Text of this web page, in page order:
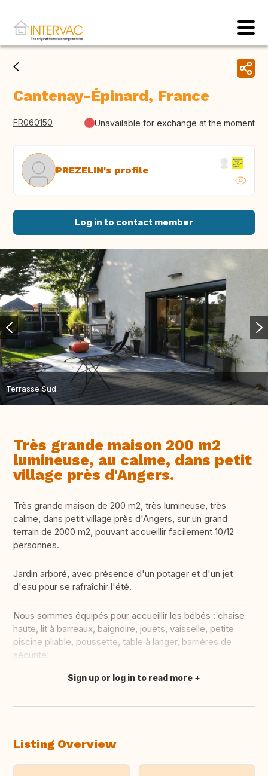
Cantenay-Épinard, France
FR060150 Unavailable for exchange at the moment
PREZELIN's profile
Log in to contact member
Terrasse Sud
Très grande maison 200 m2
lumineuse, au calme, dans petit
village près d'Angers.
Très grande maison de 200 m2, très lumineuse, très
calme, dans petit village près d'Angers, sur un grand
terrain de 2000 m2, pouvant accueillir facilement 10/12
personnes.
Jardin arboré, avec présence d'un potager et d'un jet
d'eau pour se rafraîchir l'été.
Nous sommes équipés pour accueillir les bébés : chaise
haute, lit à barreaux, baignoire, jouets, vaisselle, petite
piscine pliable, poussette, table à langer, barrières de
sécurité.
Translate this
Sign up or log in to read more
Listing Overview